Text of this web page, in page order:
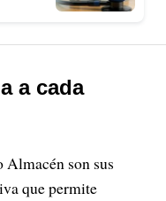
a cada
son sus
que permite